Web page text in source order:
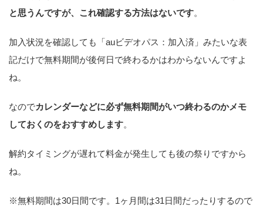
と思うんですが、これ確認する方法はないです。
加入状況を確認しても「auビデオパス：加入済」みたいな表
記だけで無料期間が後何日で終わるかはわからないんですよ
ね。
なのでカレンダーなどに必ず無料期間がいつ終わるのかメモ
しておくのをおすすめします。
解約タイミングが遅れて料金が発生しても後の祭りですから
ね。
※無料期間は30日間です。1ヶ月間は31日間だったりするので